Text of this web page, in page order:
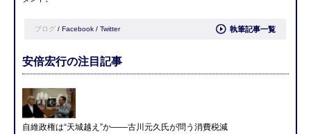
ブログ /Facebook /Twitter 執筆記事一覧
安倍宏行の注目記事
自維政権は“天城越え”か――古川元久氏が問う消費税減